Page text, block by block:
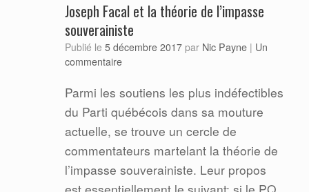
Joseph Facal et la théorie de l’impasse
souverainiste
Publié le 5 décembre 2017 par Nic Payne| Un
commentaire
Parmi les soutiens les plus indéfectibles
du Parti québécois dans sa mouture
actuelle, se trouve un cercle de
commentateurs martelant la théorie de
l’impasse souverainiste. Leur propos